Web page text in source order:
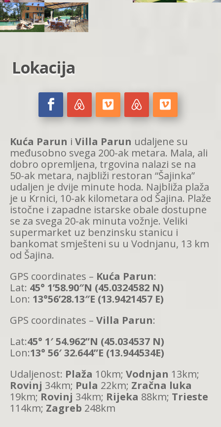
Lokacija
Kuća Parun i Villa Parun udaljene su
međusobno svega 200-ak metara. Mala, ali
dobro opremljena, trgovina nalazi se na
50-ak metara, najbliži restoran “Šajinka”
udaljen je dvije minute hoda. Najbliža plaža
je u Krnici, 10-ak kilometara od Šajina. Plaže
istočne i zapadne istarske obale dostupne
se za svega 20-ak minuta vožnje. Veliki
supermarket uz benzinsku stanicu i
bankomat smješteni su u Vodnjanu, 13 km
od Šajina.
GPS coordinates – Kuća Parun:
Lat: 45° 1’58.90″N (45.0324582 N)
Lon: 13°56’28.13″E (13.9421457 E)
GPS coordinates – Villa Parun:
Lat:45° 1′ 54.962”N (45.034537 N)
Lon:13° 56′ 32.644”E (13.944534E)
Udaljenost: Plaža 10km; Vodnjan 13km;
Rovinj 34km; Pula 22km; Zračna luka
19km; Rovinj 34km; Rijeka 88km; Trieste
114km; Zagreb 248km